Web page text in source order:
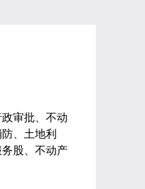
审批、不动
、土地利
股、不动产